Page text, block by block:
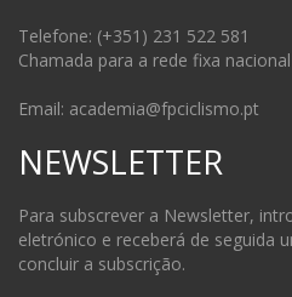
Telefone: (+351) 231 522 581
Chamada para a rede fixa nacional
Email: academia@fpciclismo.pt
NEWSLETTER
Para subscrever a Newsletter,
eletrónico e receberá de seguida
concluir a subscrição.